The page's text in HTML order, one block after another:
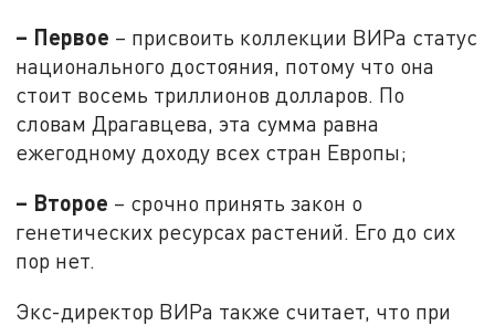
– Первое – присвоить коллекции ВИРа статус
национального достояния, потому что она
стоит восемь триллионов долларов. По
словам Драгавцева, эта сумма равна
ежегодному доходу всех стран Европы;
– Второе – срочно принять закон о
генетических ресурсах растений. Его до сих
пор нет.
Экс-директор ВИРа также считает, что при